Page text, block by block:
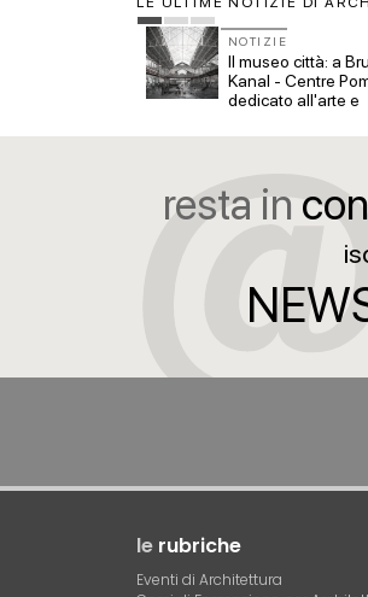
NOTIZIE
Il museo città: a
Kanal - Centre
dedicato all'arte e
resta in
le rubriche
Eventi di Architettura